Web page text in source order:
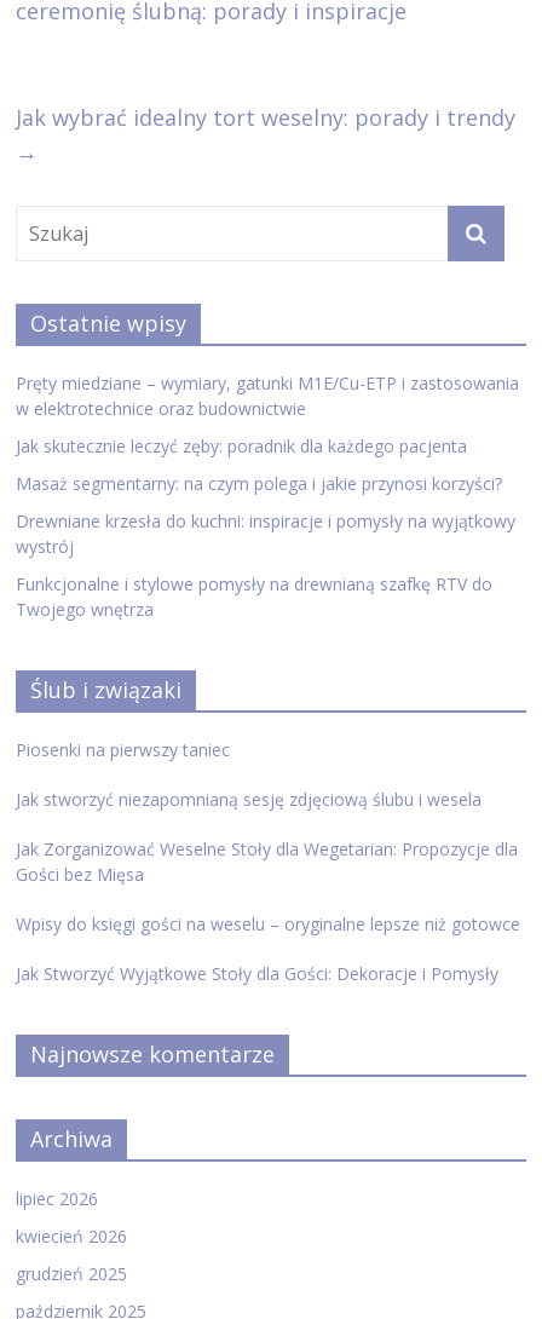
ceremonię ślubną: porady i inspiracje
Jak wybrać idealny tort weselny: porady i trendy
→
Ostatnie wpisy
Pręty miedziane – wymiary, gatunki M1E/Cu-ETP i zastosowania
w elektrotechnice oraz budownictwie
Jak skutecznie leczyć zęby: poradnik dla każdego pacjenta
Masaż segmentarny: na czym polega i jakie przynosi korzyści?
Drewniane krzesła do kuchni: inspiracje i pomysły na wyjątkowy
wystrój
Funkcjonalne i stylowe pomysły na drewnianą szafkę RTV do
Twojego wnętrza
Ślub i związaki
Piosenki na pierwszy taniec
Jak stworzyć niezapomnianą sesję zdjęciową ślubu i wesela
Jak Zorganizować Weselne Stoły dla Wegetarian: Propozycje dla
Gości bez Mięsa
Wpisy do księgi gości na weselu – oryginalne lepsze niż gotowce
Jak Stworzyć Wyjątkowe Stoły dla Gości: Dekoracje i Pomysły
Najnowsze komentarze
Archiwa
lipiec 2026
kwiecień 2026
grudzień 2025
październik 2025